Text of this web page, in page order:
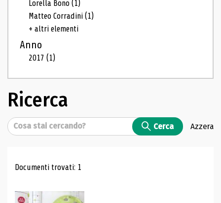
Lorella Bono(1)
Matteo Corradini(1)
+ altri elementi
Anno
2017(1)
Ricerca
Cerca Cerca Azzera
Risultati di ricerca
Documenti trovati: 1